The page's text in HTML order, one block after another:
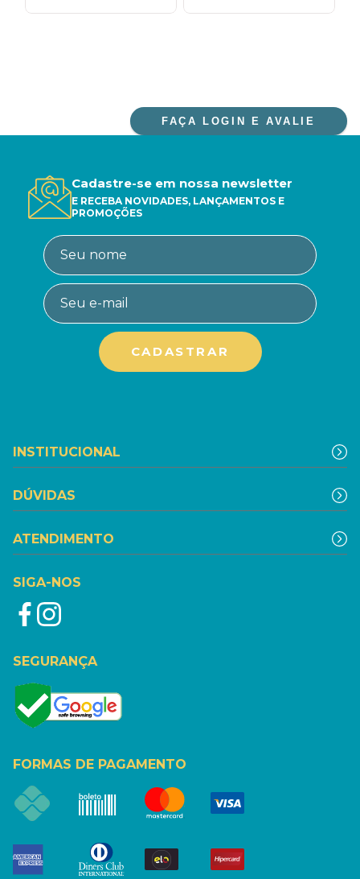
FAÇA LOGIN E AVALIE
Cadastre-se em nossa newsletter
E RECEBA NOVIDADES, LANÇAMENTOS E
PROMOÇÕES
INSTITUCIONAL
DÚVIDAS
ATENDIMENTO
SIGA-NOS
SEGURANÇA
FORMAS DE PAGAMENTO